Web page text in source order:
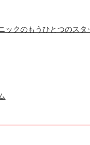
ックのもうひとつのスタ